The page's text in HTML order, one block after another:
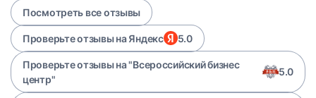
Посмотреть все отзывы
Проверьте отзывы на Яндекс 5.0
Проверьте отзывы на "Всероссийский бизнес
центр"
5.0